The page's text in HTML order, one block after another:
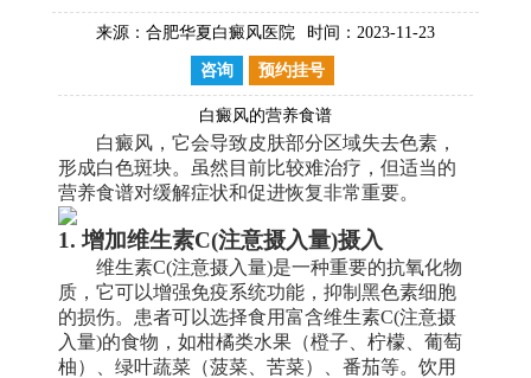
来源： 合肥华夏白癜风医院 时间：2023-11-23
咨询 预约挂号
白癜风的营养食谱
白癜风，它会导致皮肤部分区域失去色素，
形成白色斑块。虽然目前比较难治疗，但适当的
营养食谱对缓解症状和促进恢复非常重要。
1. 增加维生素C(注意摄入量)摄入
维生素C(注意摄入量)是一种重要的抗氧化物
质，它可以增强免疫系统功能，抑制黑色素细胞
的损伤。患者可以选择食用富含维生素C(注意摄
入量)的食物，如柑橘类水果（橙子、柠檬、葡萄
柚）、绿叶蔬菜（菠菜、苦菜）、番茄等。饮用